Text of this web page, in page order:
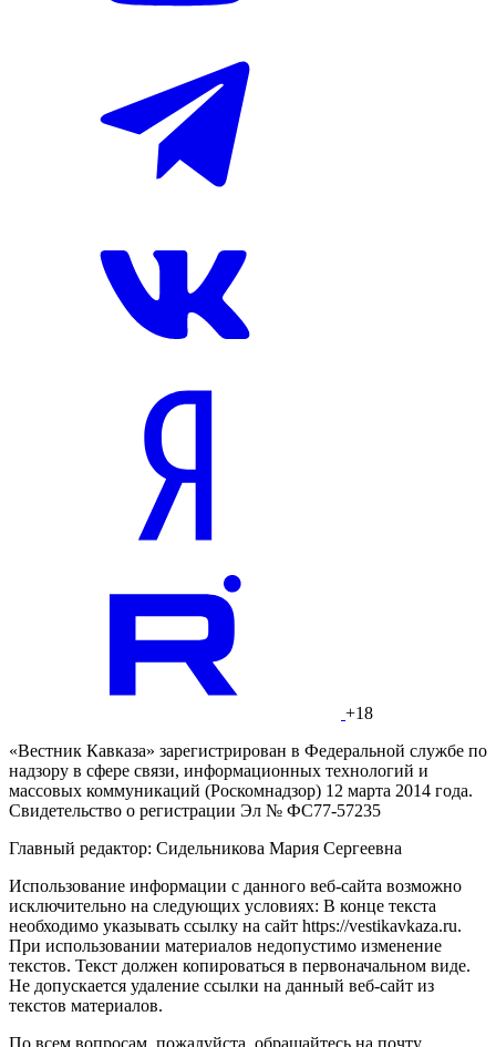
+18
«Вестник Кавказа» зарегистрирован в Федеральной службе по
надзору в сфере связи, информационных технологий и
массовых коммуникаций (Роскомнадзор) 12 марта 2014 года.
Свидетельство о регистрации Эл № ФС77-57235
Главный редактор: Сидельникова Мария Сергеевна
Использование информации с данного веб-сайта возможно
исключительно на следующих условиях: В конце текста
необходимо указывать ссылку на сайт https://vestikavkaza.ru.
При использовании материалов недопустимо изменение
текстов. Текст должен копироваться в первоначальном виде.
Не допускается удаление ссылки на данный веб-сайт из
текстов материалов.